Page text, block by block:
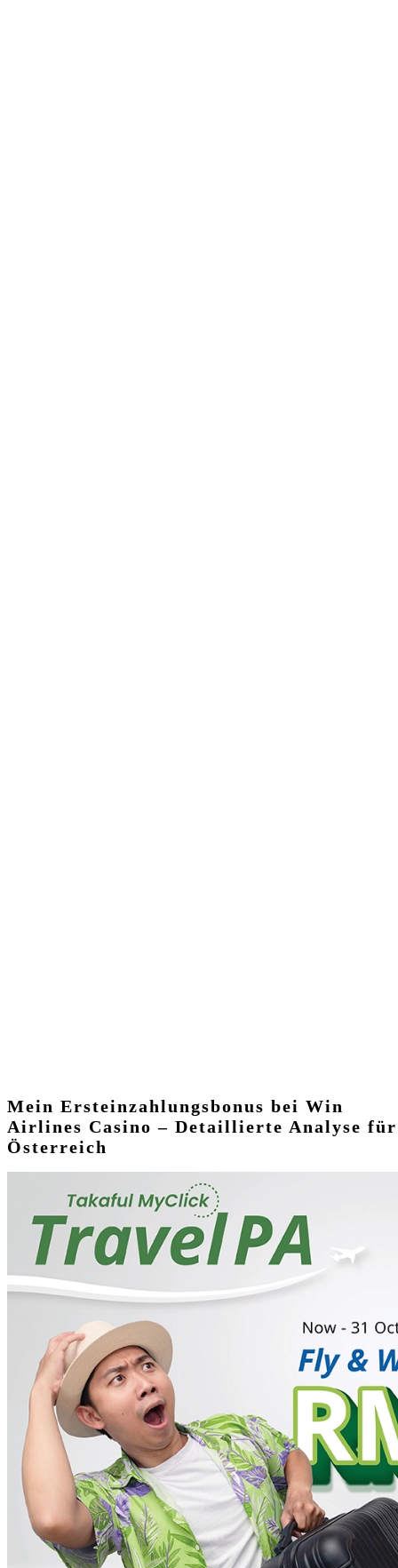
Mein Ersteinzahlungsbonus bei Win
Airlines Casino – Detaillierte Analyse für
Österreich